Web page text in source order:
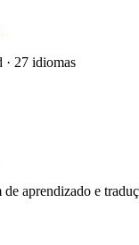
· 27 idiomas
aprendizado e